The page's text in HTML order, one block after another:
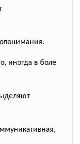
иногда в боле